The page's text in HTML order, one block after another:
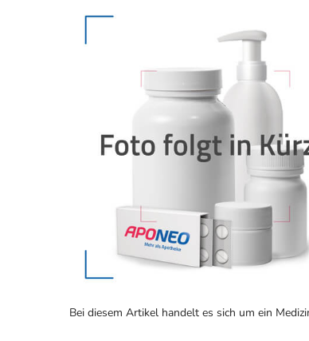
Bei diesem Artikel handelt es sich um ein